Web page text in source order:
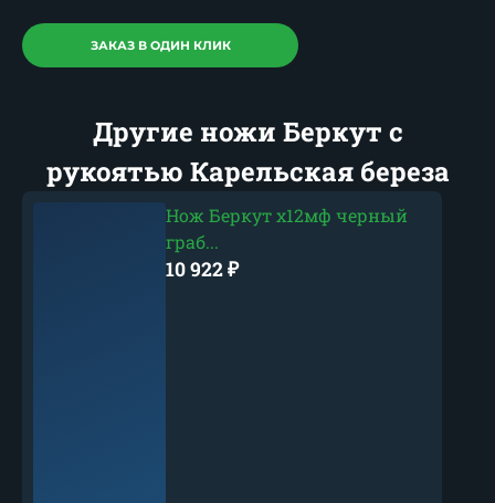
ЗАКАЗ В ОДИН КЛИК
Другие ножи Беркут с
рукоятью Карельская береза
Нож Беркут х12мф черный
граб...
10 922₽